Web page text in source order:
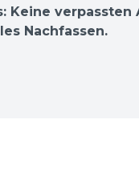
Keine
Nachfassen.